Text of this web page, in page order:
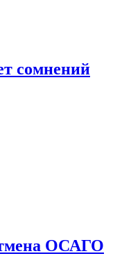
сомнений
ОСАГО